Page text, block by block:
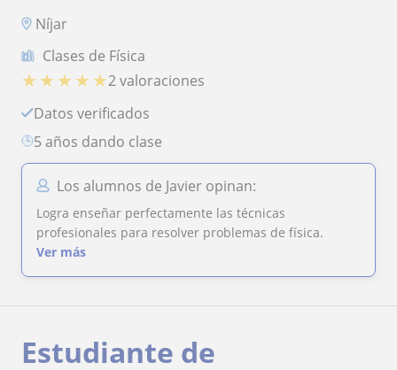
Níjar
Clases de Física
★ ★ ★ ★ ★2 valoraciones
Datos verificados
5 años dando clase
Los alumnos de Javier opinan:
Logra enseñar perfectamente las técnicas
profesionales para resolver problemas de física.
Ver más
Estudiante de